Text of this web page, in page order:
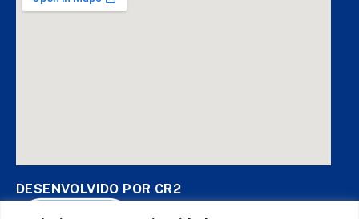
DESENVOLVIDO POR CR2